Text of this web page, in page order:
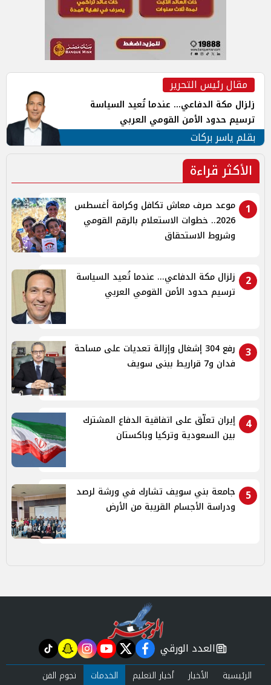
مقال رئيس التحرير
زلزال مكة الدفاعي... عندما تُعيد السياسة
ترسيم حدود الأمن القومي العربي
بقلم ياسر بركات
الأكثر قراءة
1
موعد صرف معاش تكافل وكرامة أغسطس
2026.. خطوات الاستعلام بالرقم القومي
وشروط الاستحقاق
2
زلزال مكة الدفاعي... عندما تُعيد السياسة
ترسيم حدود الأمن القومي العربي
3
رفع 304 إشغال وإزالة تعديات على مساحة
فدان و7 قراريط ببنى سويف
4
إيران تعلّق على اتفاقية الدفاع المشترك
بين السعودية وتركيا وباكستان
5
جامعة بني سويف تشارك في ورشة لرصد
ودراسة الأجسام القريبة من الأرض
newspaper
العدد الورقي facebook
twitter
youtube
instagram
snapchat
tiktok
الرئيسية الأخبار أخبار التعليم الخدمات نجوم الفن